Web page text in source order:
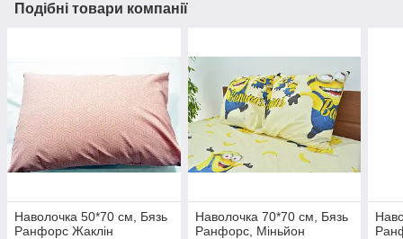
Подібні товари компанії
Наволочка 50*70 см, Бязь
Ранфорс Жаклін
Наволочка 70*70 см, Бязь
Ранфорс, Міньйон